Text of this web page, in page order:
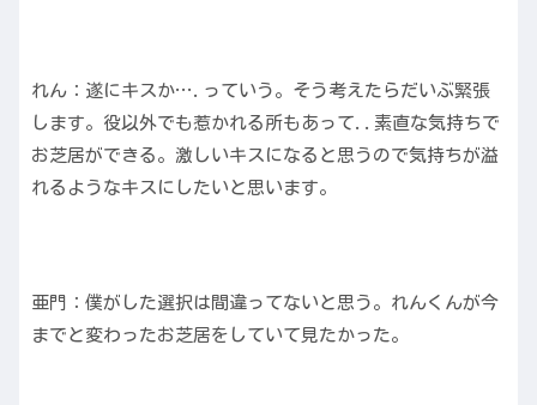
れん：遂にキスか….っていう。そう考えたらだいぶ緊張
します。役以外でも惹かれる所もあって..素直な気持ちで
お芝居ができる。激しいキスになると思うので気持ちが溢
れるようなキスにしたいと思います。
亜門：僕がした選択は間違ってないと思う。れんくんが今
までと変わったお芝居をしていて見たかった。